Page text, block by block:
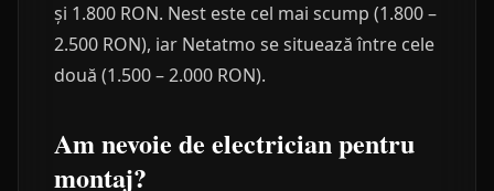
și 1.800 RON. Nest este cel mai scump (1.800 –
2.500 RON), iar Netatmo se situează între cele
două (1.500 – 2.000 RON).
Am nevoie de electrician pentru
montaj?